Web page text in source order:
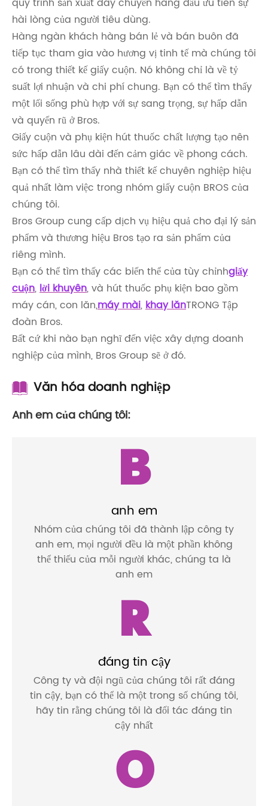
hài lòng của người tiêu dùng.
Hàng ngàn khách hàng bán lẻ và bán buôn đã
tiếp tục tham gia vào hương vị tinh tế mà chúng tôi
có trong thiết kế giấy cuộn. Nó không chỉ là về tỷ
suất lợi nhuận và chi phí chung. Bạn có thể tìm thấy
một lối sống phù hợp với sự sang trọng, sự hấp dẫn
và quyến rũ ở Bros.
Giấy cuộn và phụ kiện hút thuốc chất lượng tạo nên
sức hấp dẫn lâu dài đến cảm giác về phong cách.
Bạn có thể tìm thấy nhà thiết kế chuyên nghiệp hiệu
quả nhất làm việc trong nhóm giấy cuộn BROS của
chúng tôi.
Bros Group cung cấp dịch vụ hiệu quả cho đại lý sản
phẩm và thương hiệu Bros tạo ra sản phẩm của
riêng mình.
Bạn có thể tìm thấy các biến thể của tùy chỉnhgiấy
cuộn,lời khuyên, và hút thuốc phụ kiện bao gồm
máy cán, con lăn,máy mài,khay lănTRONG Tập
đoàn Bros.
Bất cứ khi nào bạn nghĩ đến việc xây dựng doanh
nghiệp của mình, Bros Group sẽ ở đó.
Văn hóa doanh nghiệp
Anh em của chúng tôi:
B
anh em
Nhóm của chúng tôi đã thành lập công ty
anh em, mọi người đều là một phần không
thể thiếu của mỗi người khác, chúng ta là
anh em
R
đáng tin cậy
Công ty và đội ngũ của chúng tôi rất đáng
tin cậy, bạn có thể là một trong số chúng tôi,
hãy tin rằng chúng tôi là đối tác đáng tin
cậy nhất
O